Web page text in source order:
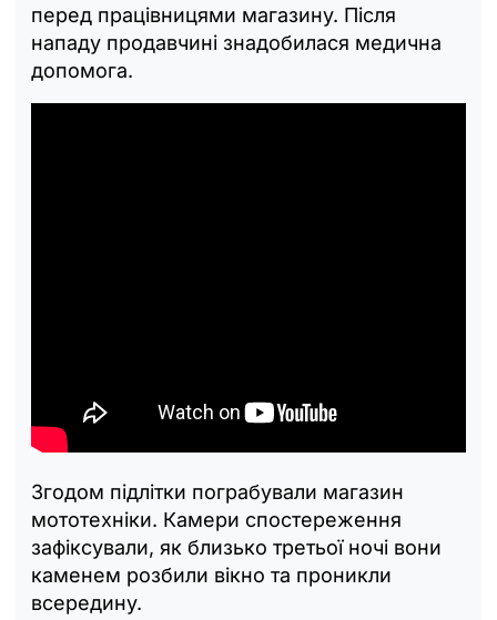
перед працівницями магазину. Після
нападу продавчині знадобилася медична
допомога.
Згодом підлітки пограбували магазин
мототехніки. Камери спостереження
зафіксували, як близько третьої ночі вони
каменем розбили вікно та проникли
всередину.